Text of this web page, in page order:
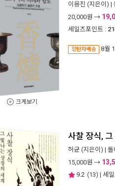
크게보기
이용진 (지은이) |
20,000원 →
세일즈포인트 :
양탄자배송 8월
사찰 장식, 그
허균 (지은이) | 돌
15,000원 →
9.2 (13) | 세